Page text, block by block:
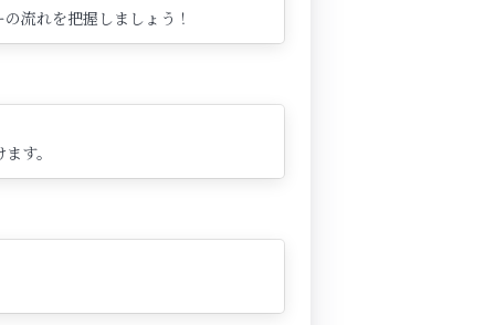
流れを把握しましょう！
す。